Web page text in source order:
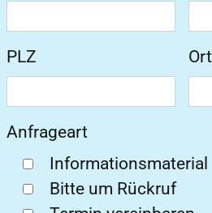
PLZ Ort
Anfrageart
Informationsmaterial
Bitte um Rückruf